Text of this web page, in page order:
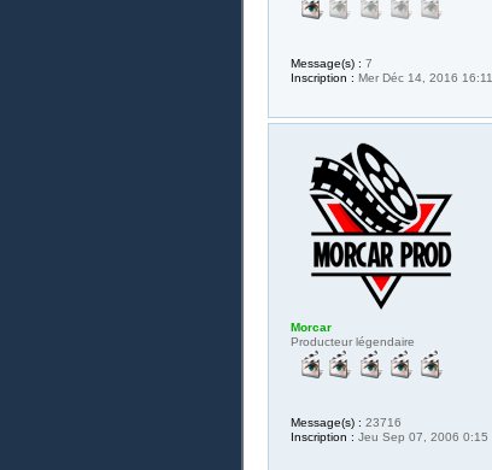
Message(s) : 7
Inscription : Mer Déc 14, 2016 16:11
Morcar
Producteur légendaire
Message(s) : 23716
Inscription : Jeu Sep 07, 2006 0:15